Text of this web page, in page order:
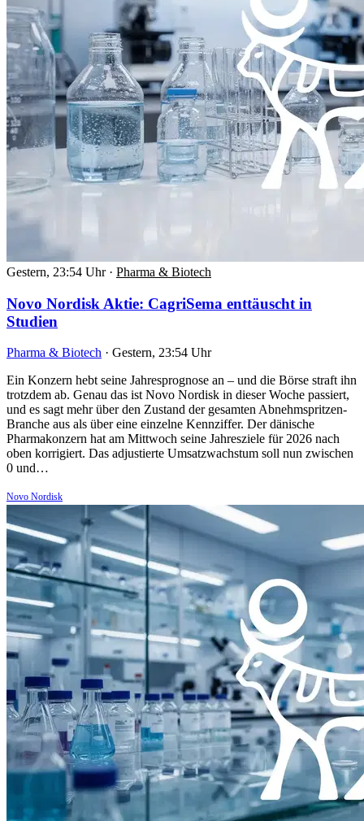
Gestern, 23:54 Uhr · Pharma & Biotech
Novo Nordisk Aktie: CagriSema enttäuscht in
Studien
Pharma & Biotech · Gestern, 23:54 Uhr
Ein Konzern hebt seine Jahresprognose an – und die Börse straft ihn
trotzdem ab. Genau das ist Novo Nordisk in dieser Woche passiert,
und es sagt mehr über den Zustand der gesamten Abnehmspritzen-
Branche aus als über eine einzelne Kennziffer. Der dänische
Pharmakonzern hat am Mittwoch seine Jahresziele für 2026 nach
oben korrigiert. Das adjustierte Umsatzwachstum soll nun zwischen
0 und…
Novo Nordisk